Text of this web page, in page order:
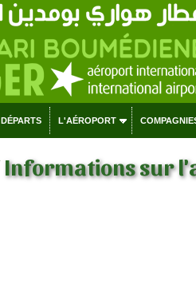
DÉPARTS L'AÉROPORT
Informations sur